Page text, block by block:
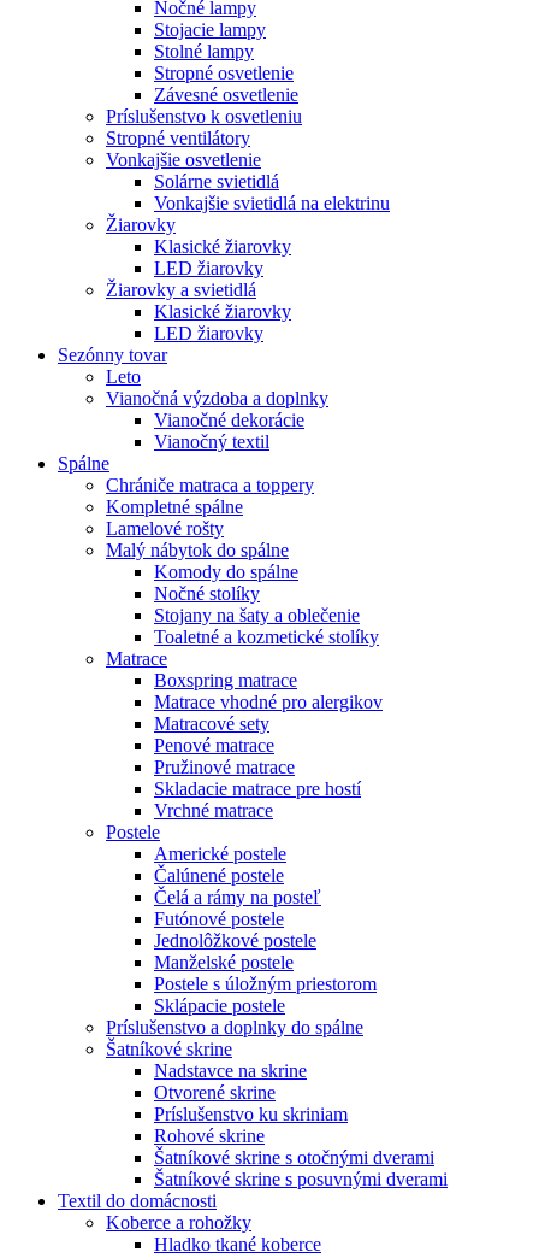
Nočné lampy
Stojacie lampy
Stolné lampy
Stropné osvetlenie
Závesné osvetlenie
Príslušenstvo k osvetleniu
Stropné ventilátory
Vonkajšie osvetlenie
Solárne svietidlá
Vonkajšie svietidlá na elektrinu
Žiarovky
Klasické žiarovky
LED žiarovky
Žiarovky a svietidlá
Klasické žiarovky
LED žiarovky
Sezónny tovar
Leto
Vianočná výzdoba a doplnky
Vianočné dekorácie
Vianočný textil
Spálne
Chrániče matraca a toppery
Kompletné spálne
Lamelové rošty
Malý nábytok do spálne
Komody do spálne
Nočné stolíky
Stojany na šaty a oblečenie
Toaletné a kozmetické stolíky
Matrace
Boxspring matrace
Matrace vhodné pro alergikov
Matracové sety
Penové matrace
Pružinové matrace
Skladacie matrace pre hostí
Vrchné matrace
Postele
Americké postele
Čalúnené postele
Čelá a rámy na posteľ
Futónové postele
Jednolôžkové postele
Manželské postele
Postele s úložným priestorom
Sklápacie postele
Príslušenstvo a doplnky do spálne
Šatníkové skrine
Nadstavce na skrine
Otvorené skrine
Príslušenstvo ku skriniam
Rohové skrine
Šatníkové skrine s otočnými dverami
Šatníkové skrine s posuvnými dverami
Textil do domácnosti
Koberce a rohožky
Hladko tkané koberce